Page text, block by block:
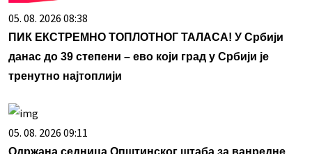
05. 08. 2026 08:38
ПИК ЕКСТРЕМНО ТОПЛОТНОГ ТАЛАСА! У Србији
данас до 39 степени – ево који град у Србији је
тренутно најтоплији
05. 08. 2026 09:11
Одржана седница Општинског штаба за ванредне